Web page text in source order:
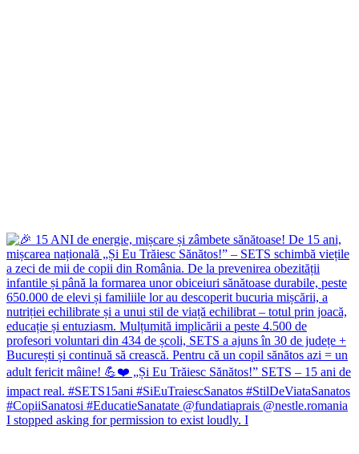
I stopped asking for permission to exist loudly. I